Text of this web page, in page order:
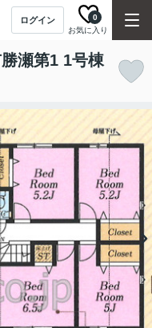
ログイン
お気に入り
0
瀬第1 1号棟